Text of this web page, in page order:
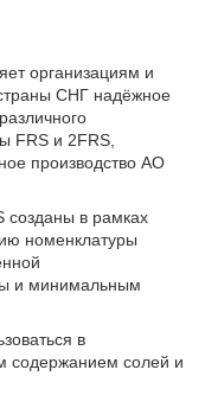
организациям и
СНГ надёжное
FRS и 2FRS,
производство АО
созданы в рамках
номенклатуры
и минимальным
в
содержанием солей и